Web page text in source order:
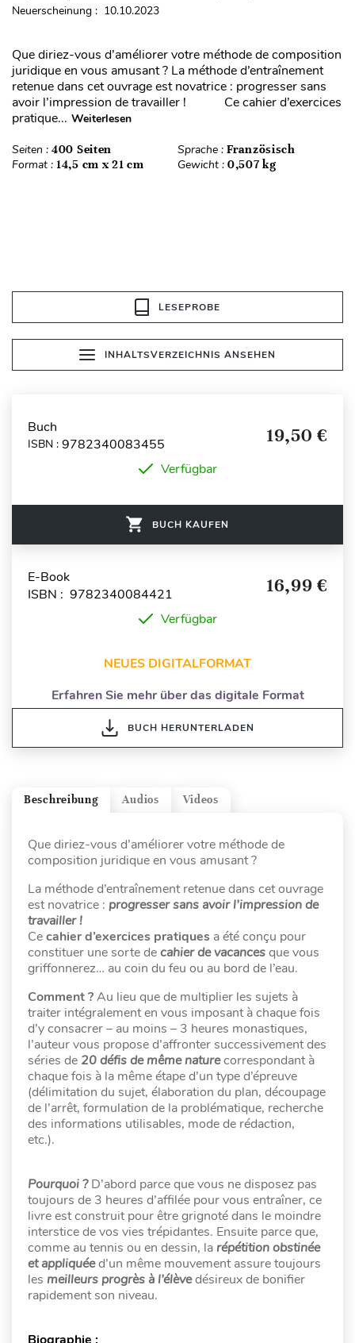
Neuerscheinung : 10.10.2023
Que diriez-vous d’améliorer votre méthode de composition
juridique en vous amusant ? La méthode d’entraînement
retenue dans cet ouvrage est novatrice : progresser sans
avoir l’impression de travailler ! Ce cahier d’exercices
pratique... Weiterlesen
Seiten : 400 Seiten Sprache : Französisch
Format : 14,5 cm x 21 cm Gewicht : 0,507 kg
LESEPROBE
INHALTSVERZEICHNIS ANSEHEN
Buch
ISBN : 9782340083455 19,50 €
Verfügbar
BUCH KAUFEN
E-Book
ISBN : 9782340084421
16,99 €
Verfügbar
NEUES DIGITALFORMAT
Erfahren Sie mehr über das digitale Format
BUCH HERUNTERLADEN
Videos
Audios
Beschreibung
Que diriez-vous d’améliorer votre méthode de
composition juridique en vous amusant ?
La méthode d’entraînement retenue dans cet ouvrage
est novatrice : progresser sans avoir l’impression de
travailler !
Cecahier d’exercices pratiques a été conçu pour
constituer une sorte decahier de vacancesque vous
griffonnerez… au coin du feu ou au bord de l’eau.
Comment ?Au lieu que de multiplier les sujets à
traiter intégralement en vous imposant à chaque fois
d’y consacrer – au moins – 3 heures monastiques,
l’auteur vous propose d’affronter successivement des
séries de 20 défis de même naturecorrespondant à
chaque fois à la même étape d’un type d’épreuve
(délimitation du sujet, élaboration du plan, découpage
de l’arrêt, formulation de la problématique, recherche
des informations utilisables, mode de rédaction,
etc.).
Pourquoi ?D’abord parce que vous ne disposez pas
toujours de 3 heures d’affilée pour vous entraîner, ce
livre est construit pour être grignoté dans le moindre
interstice de vos vies trépidantes. Ensuite parce que,
comme au tennis ou en dessin, la répétition obstinée
et appliquéed’un même mouvement assure toujours
les meilleurs progrès à l’élèvedésireux de bonifier
rapidement son niveau.